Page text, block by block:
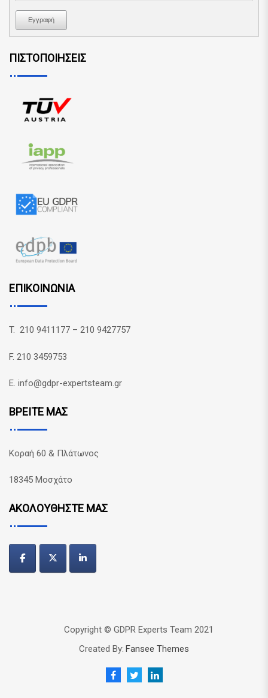
Εγγραφή
ΠΙΣΤΟΠΟΙΗΣΕΙΣ
ΕΠΙΚΟΙΝΩΝΙΑ
T. 210 9411177 – 210 9427757
F. 210 3459753
E. info@gdpr-expertsteam.gr
ΒΡΕΙΤΕ ΜΑΣ
Κοραή 60 & Πλάτωνος
18345 Μοσχάτο
ΑΚΟΛΟΥΘΗΣΤΕ ΜΑΣ
Copyright © GDPR Experts Team 2021
Created By: Fansee Themes